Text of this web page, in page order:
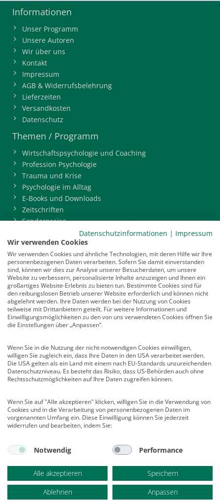
Informationen
Unser Programm
Unsere Autoren
Wir über uns
Kontakt
Impressum
AGB & Widerrufsbelehrung
Lieferzeiten
Versandkosten
Datenschutz
Themen / Programm
Wirtschaftspsychologie und Coaching
Profession Psychologie
Trauma und Krise
Psychologie im Alltag
E-Books und Downloads
Zeitschriften
Sonderpreise
BDP-Mitgliederbereich
Service
Newsletter
Mediadaten
Infocenter
Veranstaltungen
Nachrichten
Abo kündigen
Vertrag widerrufen
Kontakt
Am Köllnischen Park 2
10179 Berlin
E-Mail:verlag@psychologenverlag.de
Leserservice:
Telefax: +49 (0)2 28 36 96 210
E-Mail:leserservice@psychologenverlag.de
Datenschutzinformationen | Impressum
Wir verwenden Cookies
Wir verwenden Cookies und ähnliche Technologien, mit deren Hilfe wir Ihre
personenbezogenen Daten verarbeiten. Sofern Sie damit einverstanden
sind, können wir dies zur Analyse unserer Besucherdaten, um unsere
Website zu verbessern, personalisierte Inhalte anzuzeigen und Ihnen ein
großartiges Website-Erlebnis zu bieten tun. Bestimmte Cookies sind für
den reibungslosen Betrieb unserer Website erforderlich und können nicht
abgelehnt werden. Ihre Daten werden bei der Nutzung von Cookies
teilweise mit Drittanbietern geteilt. Für weitere Informationen und
Einwilligungsmöglichkeiten zu den von uns verwendeten Cookies öffnen Sie
die Einstellungen über „Anpassen“.
Wenn Sie in die Nutzung der nicht-notwendigen Cookies einwilligen,
willigen Sie zugleich ein, dass Ihre Daten in den USA verarbeitet werden.
Die USA gelten als ein Land mit einem nach EU-Standards unzureichenden
Datenschutzniveau. Es besteht das Risiko, dass US-Behörden auch ohne
Rechtsschutzmöglichkeiten auf Ihre Daten zugreifen können.
Wenn Sie auf "Alle akzeptieren" klicken, willigen Sie in die Verwendung von
Cookies und in die Verarbeitung von personenbezogenen Daten im
vorgenannten Umfang ein. Diese Einwilligung können Sie jederzeit
widerrufen und bearbeiten, indem Sie:
Notwendig Performance
Alle akzeptieren
Speichern
Ablehnen
Anpassen